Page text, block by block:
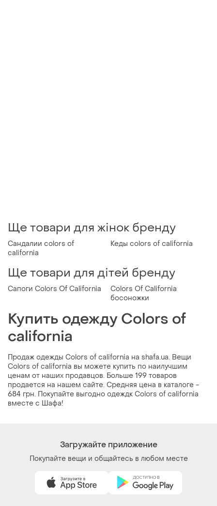
Ще товари для жінок бренду
Сандалии colors of
california
Кеды colors of california
Ще товари для дітей бренду
Сапоги Colors Of California
Colors Of California
босоножки
Купить одежду Colors of
california
Продаж одежды Colors of california на shafa.ua. Вещи
Colors of california вы можете купить по наилучшим
ценам от наших продавцов. Больше 199 товаров
продается на нашем сайте. Средняя цена в каталоге -
684 грн. Покупайте выгодно одеждк Colors of california
вместе с Шафа!
Загружайте приложение
Покупайте вещи и общайтесь в любом месте